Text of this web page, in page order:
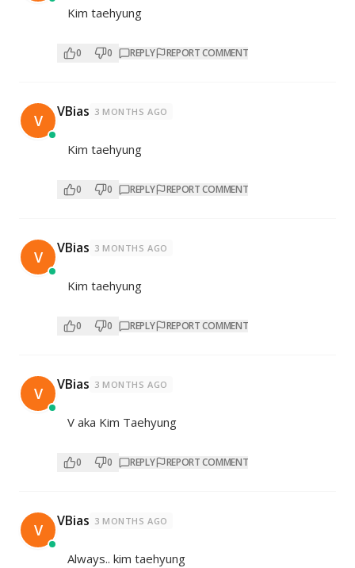
Kim taehyung
0 0 REPLY REPORT COMMENT
V VBias 3 MONTHS AGO
Kim taehyung
0 0 REPLY REPORT COMMENT
V VBias 3 MONTHS AGO
Kim taehyung
0 0 REPLY REPORT COMMENT
V VBias 3 MONTHS AGO
V aka Kim Taehyung
0 0 REPLY REPORT COMMENT
V VBias 3 MONTHS AGO
Always.. kim taehyung